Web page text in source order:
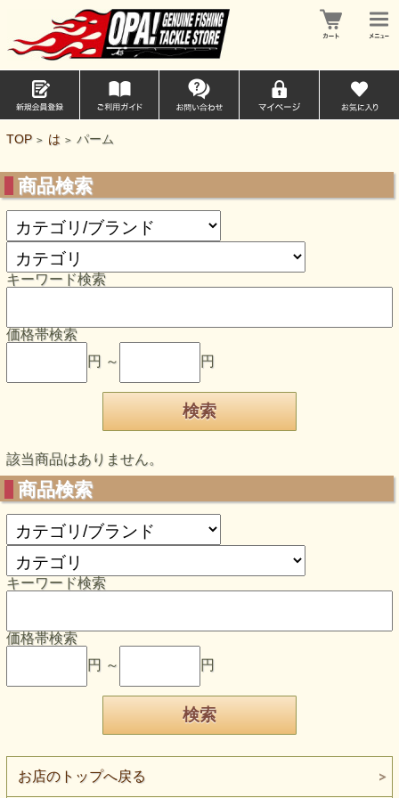
TOP > は > パーム
商品検索
キーワード検索
価格帯検索
円 ～
円
該当商品はありません。
商品検索
キーワード検索
価格帯検索
円 ～
円
お店のトップへ戻る